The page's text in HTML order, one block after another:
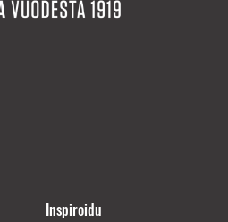
Inspiroidu